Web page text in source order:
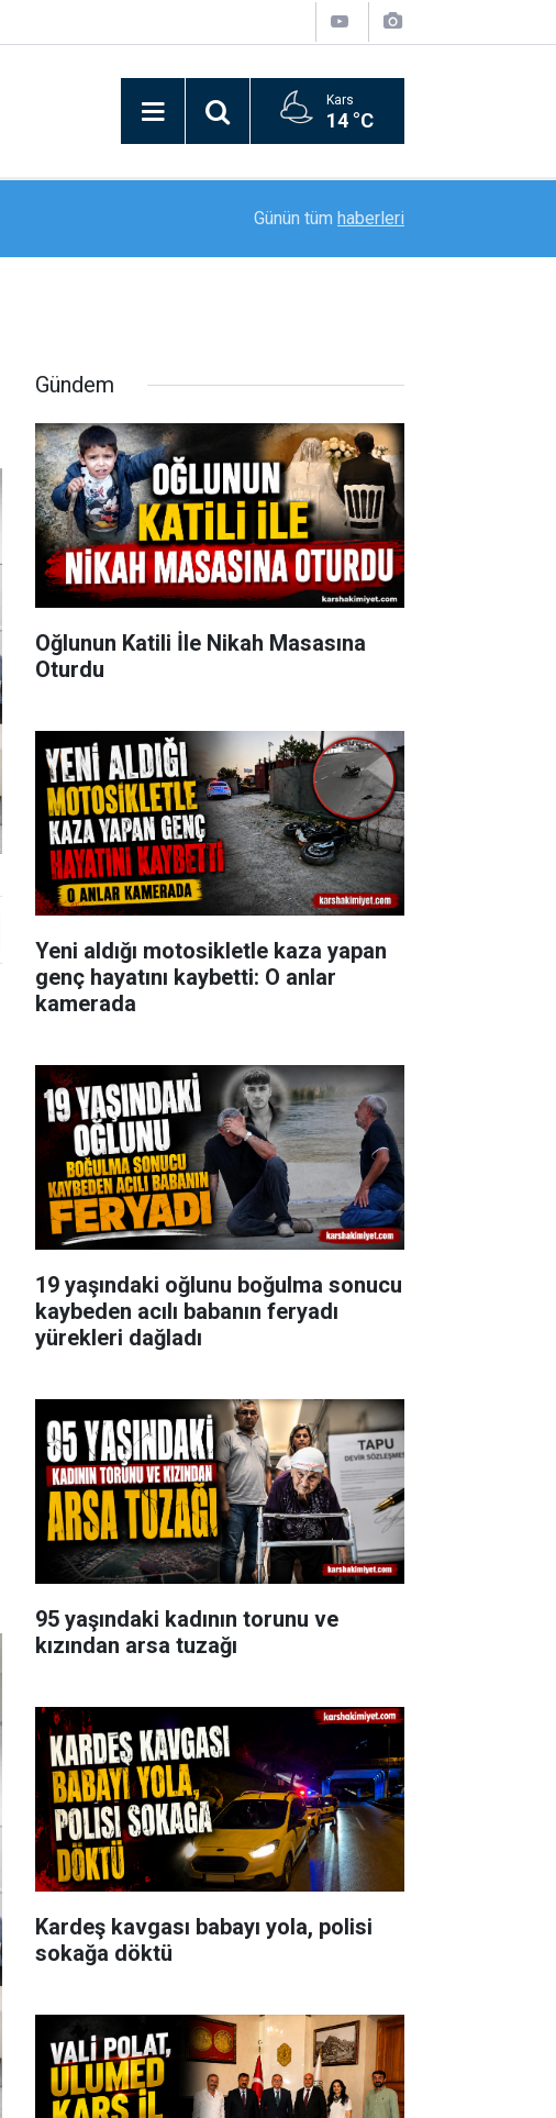
Kars
14 °C
Bitlis’in kurtuluşunun 110. yılı coşkusu kortej
Günün tüm haberleri
Gündem
Oğlunun Katili İle Nikah Masasına
Oturdu
Yeni aldığı motosikletle kaza yapan
genç hayatını kaybetti: O anlar
kamerada
19 yaşındaki oğlunu boğulma sonucu
kaybeden acılı babanın feryadı
yürekleri dağladı
95 yaşındaki kadının torunu ve
kızından arsa tuzağı
Kardeş kavgası babayı yola, polisi
sokağa döktü